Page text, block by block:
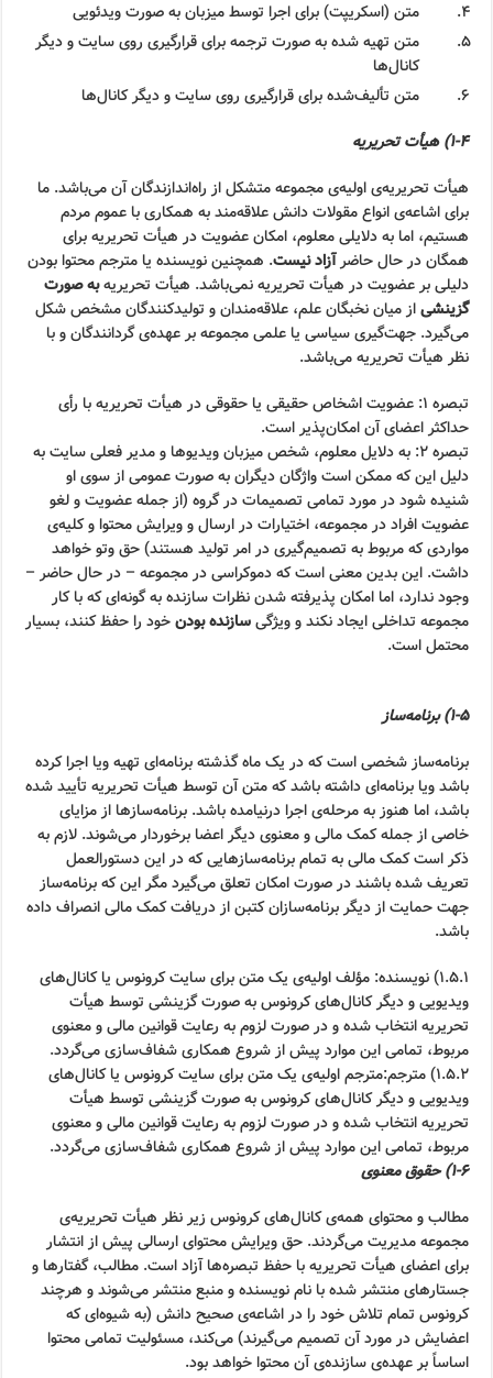
متن (اسکریپت) برای اجرا توسط میزبان به صورت ویدئویی
متن تهیه شده به صورت ترجمه برای قرارگیری روی سایت و دیگر
کانال‌ها
متن تألیف‌شده برای قرارگیری روی سایت و دیگر کانال‌ها
۱-۴) هیأت تحریریه
هیأت تحریریه‌ی اولیه‌ی مجموعه متشکل از راه‌اندازندگان آن می‌باشد. ما
برای اشاعه‌ی انواع مقولات دانش علاقه‌مند به همکاری با عموم مردم
هستیم، اما به دلایلی معلوم، امکان عضویت در هیأت تحریریه برای
همگان در حال حاضرآزاد نیست. همچنین نویسنده یا مترجم محتوا بودن
دلیلی بر عضویت در هیأت تحریریه نمی‌باشد. هیأت تحریریهبه صورت
گزینشیاز میان نخبگان علم، علاقه‌مندان و تولیدکنندگان مشخص شکل
می‌گیرد. جهت‌گیری سیاسی یا علمی مجموعه بر عهده‌ی گردانندگان و با
نظر هیأت تحریریه می‌باشد.
تبصره ۱: عضویت اشخاص حقیقی یا حقوقی در هیأت تحریریه با رأی
حداکثر اعضای آن امکان‌پذیر است.
تبصره ۲: به دلایل معلوم، شخص میزبان ویدیوها و مدیر فعلی سایت به
دلیل این که ممکن است واژگان دیگران به صورت عمومی از سوی او
شنیده شود در مورد تمامی تصمیمات در گروه (از جمله عضویت و لغو
عضویت افراد در مجموعه، اختیارات در ارسال و ویرایش محتوا و کلیه‌ی
مواردی که مربوط به تصمیم‌گیری در امر تولید هستند) حق وتو خواهد
داشت. این بدین معنی است که دموکراسی در مجموعه – در حال حاضر –
وجود ندارد، اما امکان پذیرفته شدن نظرات سازنده به گونه‌ای که با کار
مجموعه تداخلی ایجاد نکند و ویژگیسازنده بودنخود را حفظ کنند، بسیار
محتمل است.
۱-۵) برنامه‌ساز
برنامه‌ساز شخصی است که در یک ماه گذشته برنامه‌ای تهیه ویا اجرا کرده
باشد ویا برنامه‌ای داشته باشد که متن آن توسط هیأت تحریریه تأیید شده
باشد، اما هنوز به مرحله‌ی اجرا درنیامده باشد. برنامه‌سازها از مزایای
خاصی از جمله کمک مالی و معنوی دیگر اعضا برخوردار می‌شوند. لازم به
ذکر است کمک مالی به تمام برنامه‌سازهایی که در این دستورالعمل
تعریف شده باشند در صورت امکان تعلق می‌گیرد مگر این که برنامه‌ساز
جهت حمایت از دیگر برنامه‌سازان کتبن از دریافت کمک مالی انصراف داده
باشد.
۱.۵.۱) نویسنده: مؤلف اولیه‌ی یک متن برای سایت کرونوس یا کانال‌های
ویدیویی و دیگر کانال‌های کرونوس به صورت گزینشی توسط هیأت
تحریریه انتخاب شده و در صورت لزوم به رعایت قوانین مالی و معنوی
مربوط، تمامی این موارد پیش از شروع همکاری شفاف‌سازی می‌گردد.
۱.۵.۲) مترجم:مترجم اولیه‌ی یک متن برای سایت کرونوس یا کانال‌های
ویدیویی و دیگر کانال‌های کرونوس به صورت گزینشی توسط هیأت
تحریریه انتخاب شده و در صورت لزوم به رعایت قوانین مالی و معنوی
مربوط، تمامی این موارد پیش از شروع همکاری شفاف‌سازی می‌گردد.
۱-۶) حقوق معنوی
مطالب و محتوای همه‌ی کانال‌های کرونوس زیر نظر هیأت تحریریه‌ی
مجموعه مدیریت می‌گردند. حق ویرایش محتوای ارسالی پیش از انتشار
برای اعضای هیأت تحریریه با حفظ تبصره‌ها آزاد است. مطالب، گفتارها و
جستارهای منتشر شده با نام نویسنده و منبع منتشر می‌شوند و هرچند
کرونوس تمام تلاش خود را در اشاعه‌ی صحیح دانش (به شیوه‌ای که
اعضایش در مورد آن تصمیم می‌گیرند) می‌کند، مسئولیت تمامی محتوا
اساساً بر عهده‌ی سازنده‌ی آن محتوا خواهد بود.